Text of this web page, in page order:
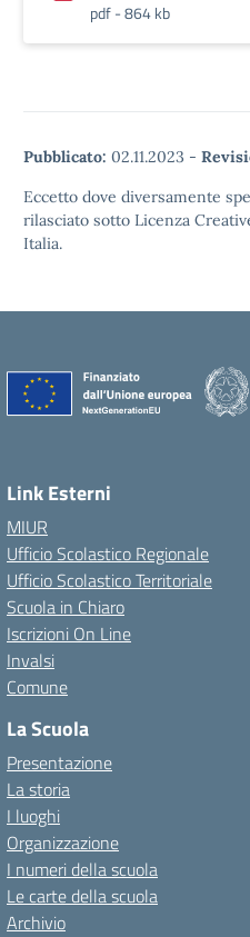
pdf - 864 kb
Pubblicato: 02.11.2023 -
Eccetto dove diversamente
rilasciato sotto Licenza
Italia.
Link Esterni
MIUR
Ufficio Scolastico Regionale
Ufficio Scolastico Territoriale
Scuola in Chiaro
Iscrizioni On Line
Invalsi
Comune
La Scuola
Presentazione
La storia
I luoghi
Organizzazione
I numeri della scuola
Le carte della scuola
Archivio